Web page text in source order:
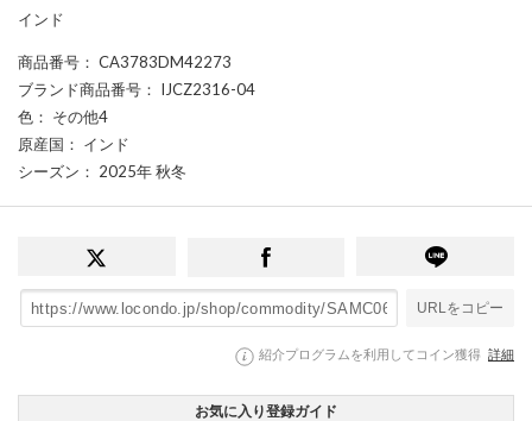
インド
商品番号 ： CA3783DM42273
ブランド商品番号 ： IJCZ2316-04
色 ： その他4
原産国 ： インド
シーズン ： 2025年 秋冬
URLをコピー
紹介プログラムを利用してコイン獲得 詳細
お気に入り登録ガイド